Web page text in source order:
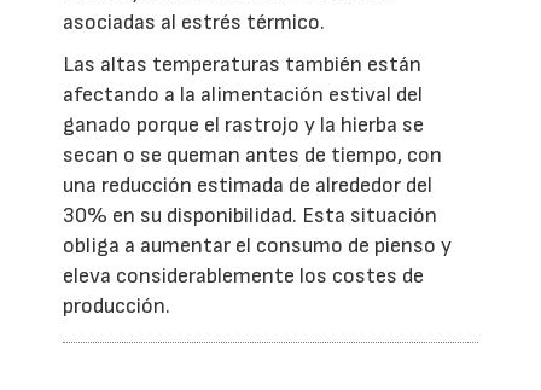
asociadas al estrés térmico.
Las altas temperaturas también están
afectando a la alimentación estival del
ganado porque el rastrojo y la hierba se
secan o se queman antes de tiempo, con
una reducción estimada de alrededor del
30% en su disponibilidad. Esta situación
obliga a aumentar el consumo de pienso y
eleva considerablemente los costes de
producción.